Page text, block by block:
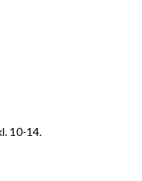
10-14.